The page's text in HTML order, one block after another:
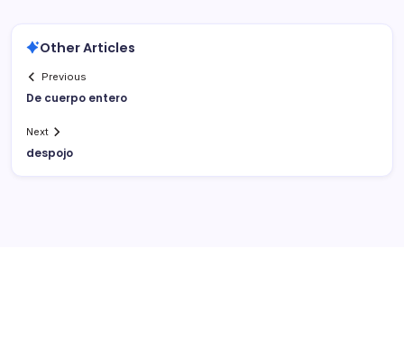
Other Articles
Previous
De cuerpo entero
Next
despojo